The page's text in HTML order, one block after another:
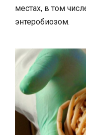
местах, в том
энтеробиозом.